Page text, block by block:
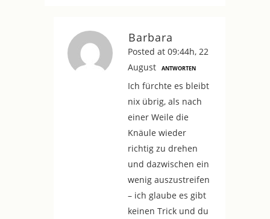
Barbara
Posted at 09:44h, 22
August
ANTWORTEN
Ich fürchte es bleibt
nix übrig, als nach
einer Weile die
Knäule wieder
richtig zu drehen
und dazwischen ein
wenig auszustreifen
– ich glaube es gibt
keinen Trick und du